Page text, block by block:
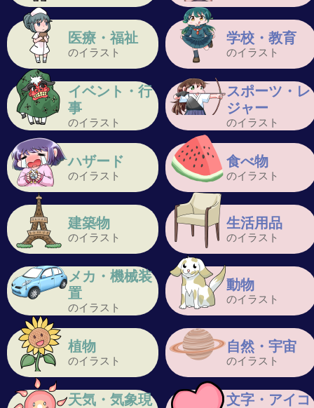
医療・福祉
のイラスト
学校・教育
のイラスト
イベント・行
事
のイラスト
スポーツ・レ
ジャー
のイラスト
ハザード
のイラスト
食べ物
のイラスト
建築物
のイラスト
生活用品
のイラスト
メカ・機械装
置
のイラスト
動物
のイラスト
植物
のイラスト
自然・宇宙
のイラスト
天気・気象現
文字・アイコ